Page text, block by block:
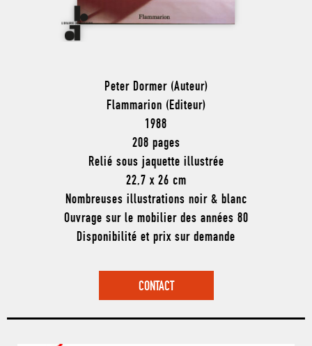
Peter Dormer (Auteur)
Flammarion (Editeur)
1988
208 pages
Relié sous jaquette illustrée
22,7 x 26 cm
Nombreuses illustrations noir & blanc
Ouvrage sur le mobilier des années 80
Disponibilité et prix sur demande
CONTACT